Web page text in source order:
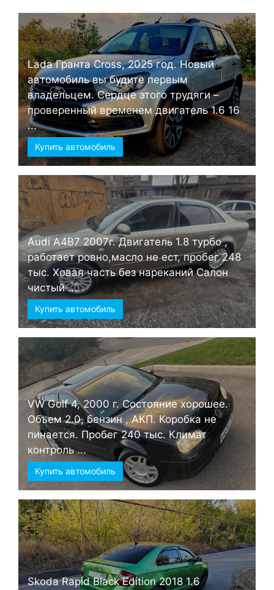
Lada Гранта Cross, 2025 год. Новый
автомобиль вы будите первым
владельцем. Сердце этого трудяги –
проверенный временем двигатель 1.6 16
...
Купить автомобиль
Audi А4B7 2007г. Двигатель 1.8 турбо ,
работает ровно,масло не ест, пробег 248
тыс. Ховая часть без нареканий Салон
чистый ...
Купить автомобиль
VW Golf 4, 2000 г. Состояние хорошее.
Объем 2.0, бензин , АКП. Коробка не
пинается. Пробег 240 тыс. Климат
контроль ...
Купить автомобиль
Skoda Rapid Black Edition 2018 1.6